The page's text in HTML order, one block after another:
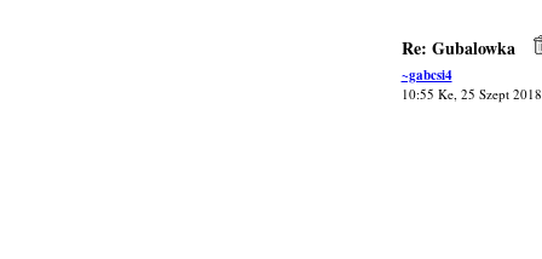
Re: Gubalowka
~gabcsi4
10:55 Ke, 25 Szept 2018